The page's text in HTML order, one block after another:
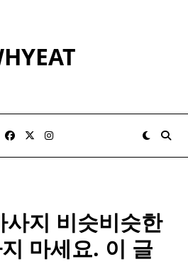
사지 비슷비슷한
마세요. 이 글